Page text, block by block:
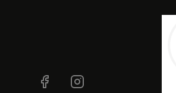
Facebook